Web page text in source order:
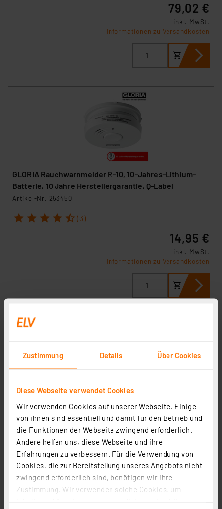
Zustimmung Details Über Cookies
Diese Webseite verwendet Cookies
Wir verwenden Cookies auf unserer Webseite. Einige
von ihnen sind essentiell und damit für den Betrieb und
die Funktionen der Webseite zwingend erforderlich.
Andere helfen uns, diese Webseite und ihre
Erfahrungen zu verbessern. Für die Verwendung von
Cookies, die zur Bereitstellung unseres Angebots nicht
zwingend erforderlich sind, benötigen wir Ihre
Zustimmung. Wir verwenden solche Cookies, um
79,02 €
inkl. MwSt.
Informationen zu Versandkosten
GLORIA Rauchwarnmelder R-10, 10-Jahres-Lithium-
Batterie, 10 Jahre Herstellergarantie, Q-Label
Artikel-Nr. 253450
1 2 3 4 5 (3)
14,95 €
inkl. MwSt.
Informationen zu Versandkosten
Ei Electronics Rauchmelder Ei650, Stand-alone-Gerät,
10-Jahres-Batterie
Artikel-Nr. 107563
2 3 4 5 (212)
21,70 €
Informationen zu Versandkosten